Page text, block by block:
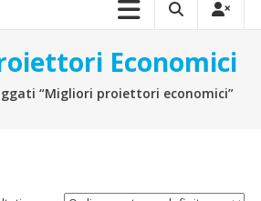
Economici
“Migliori proiettori economici”